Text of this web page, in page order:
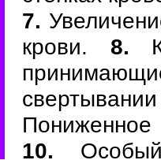
7.
крови. 8.
10.